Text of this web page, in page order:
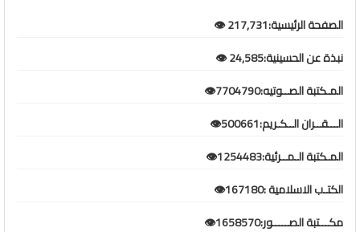
الصفحة الرئيسية:217,731 👁️
نبذة عن الحسينية:24,585 👁️
المـكتبة الصــوتيه:7704790👁️
الـــقــران الــكـريم:500661👁️
المـكتبة الـمــرئية:1254483👁️
الكتـب الاسلامية :167180👁️
مكـــتبة الصـــــور:1658570👁️